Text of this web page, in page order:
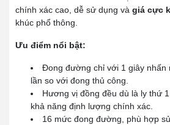
chính xác cao, dễ sử dụng và giá cực
khúc phổ thông.
Ưu điểm nổi bật:
Đong đường chỉ với 1 giây nhấn
lần so với đong thủ công.
Hương vị đồng đều dù là ly thứ
khả năng định lượng chính xác.
16 mức đong đường, phù hợp